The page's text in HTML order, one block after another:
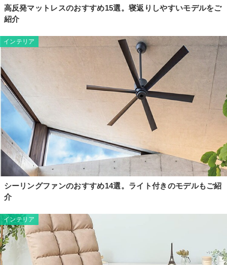
高反発マットレスのおすすめ15選。寝返りしやすいモデルをご
紹介
インテリア
シーリングファンのおすすめ14選。ライト付きのモデルもご紹
介
インテリア